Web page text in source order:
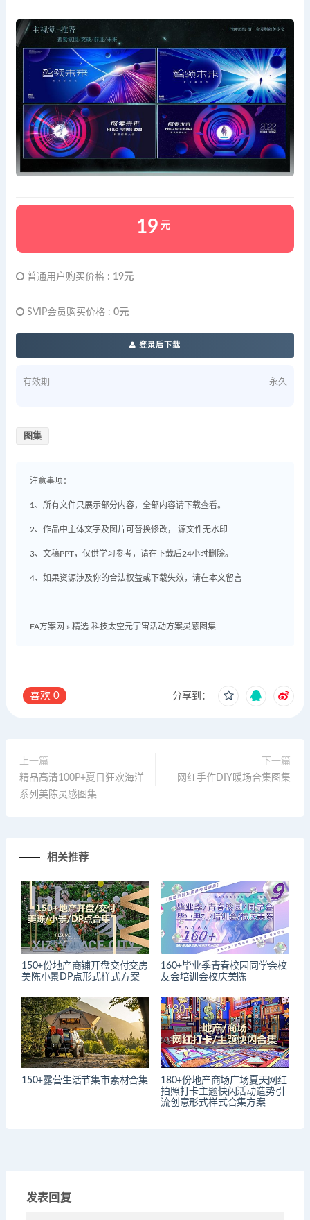
19 元
普通用户购买价格 : 19元
SVIP会员购买价格 : 0元
登录后下载
有效期 永久
图集
注意事项：
1、所有文件只展示部分内容，全部内容请下载查看。
2、作品中主体文字及图片可替换修改， 源文件无水印
3、文稿PPT，仅供学习参考，请在下载后24小时删除。
4、如果资源涉及你的合法权益或下载失效，请在本文留言
FA方案网 » 精选-科技太空元宇宙活动方案灵感图集
喜欢 0 分享到：
上一篇
精品高清100P+夏日狂欢海洋
系列美陈灵感图集
下一篇
网红手作DIY暖场合集图集
相关推荐
150+份地产商铺开盘交付交房
美陈小景DP点形式样式方案
160+毕业季青春校园同学会校
友会培训会校庆美陈
150+露营生活节集市素材合集
180+份地产商场广场夏天网红
拍照打卡主题快闪活动造势引
流创意形式样式合集方案
发表回复